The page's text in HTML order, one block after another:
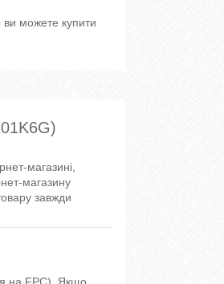
ви можете купити
магазині,
магазину
завжди